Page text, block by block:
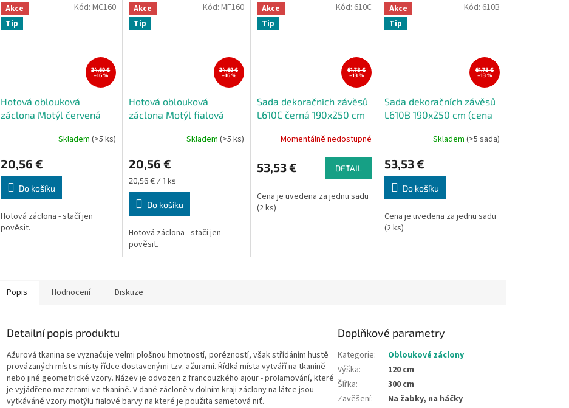
Akce
Tip
24,69 €
–16 %
Hotová oblouková
záclona Motýl červená
Skladem (>5 ks)
20,56 €
Do košíku
Hotová záclona - stačí jen
pověsit.
Kód: MC160
Akce
Tip
24,69 €
–16 %
Hotová oblouková
záclona Motýl fialová
produktu
je
5,0
Skladem (>5 ks)
20,56 €
Měrná
cena:
20,56 € / 1 ks
Do košíku
Hotová záclona - stačí jen
pověsit.
Kód: MF160
Akce
Tip
61,78 €
–13 %
Sada dekoračních závěsů
L610C černá 190x250 cm
Momentálně nedostupné
53,53 € DETAIL
Cena je uvedena za jednu sadu
(2 ks)
Kód: 610C
Akce
Tip
61,78 €
–13 %
Sada dekoračních závěsů
L610B 190x250 cm (cena
Skladem (>5 sada)
53,53 €
Do košíku
Cena je uvedena za jednu sadu
(2 ks)
Kód: 610B
Popis Hodnocení Diskuze
Detailní popis produktu
Ažurová tkanina se vyznačuje velmi plošnou hmotností, porézností, však střídáním hustě
provázaných míst s místy řídce dostavenými tzv. ažurami. Řídká místa vytváří na tkanině
nebo jiné geometrické vzory. Název je odvozen z francouzkého ajour - prolamování, které
je vyjádřeno mezerami ve tkanině. V dané zácloně v dolním kraji záclony na látce jsou
vytkáváné vzory motýlu fialové barvy na které je použita sametová niť.
Doplňkové parametry
Kategorie:
Obloukové záclony
Výška:
120 cm
Šířka:
300 cm
Zavěšení: Na žabky, na háčky